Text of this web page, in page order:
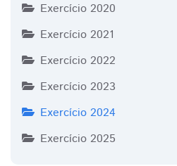
Exercício 2020
Exercício 2021
Exercício 2022
Exercício 2023
Exercício 2024
Exercício 2025